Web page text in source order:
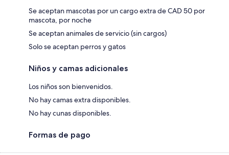
Se aceptan mascotas por un cargo extra de CAD 50 por
mascota, por noche
Se aceptan animales de servicio (sin cargos)
Solo se aceptan perros y gatos
Niños y camas adicionales
Los niños son bienvenidos.
No hay camas extra disponibles.
No hay cunas disponibles.
Formas de pago